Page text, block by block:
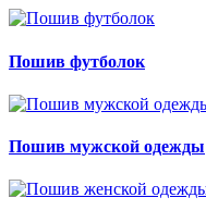
Пошив футболок
Пошив мужской одежды